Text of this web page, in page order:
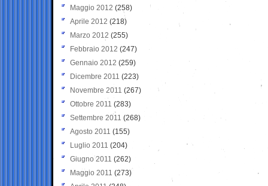
Maggio 2012 (258)
Aprile 2012 (218)
Marzo 2012 (255)
Febbraio 2012 (247)
Gennaio 2012 (259)
Dicembre 2011 (223)
Novembre 2011 (267)
Ottobre 2011 (283)
Settembre 2011 (268)
Agosto 2011 (155)
Luglio 2011 (204)
Giugno 2011 (262)
Maggio 2011 (273)